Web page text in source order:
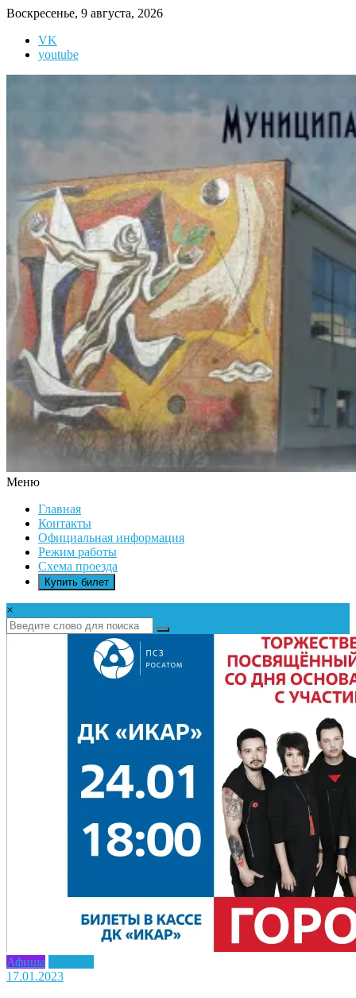
Перейти
содержимому
Воскресенье, 9 августа, 2026
VK
youtube
ИКАР
Меню
Главная
Контакты
Официальная информация
Режим работы
Схема проезда
Купить билет
×
Афиша
17.01.2023